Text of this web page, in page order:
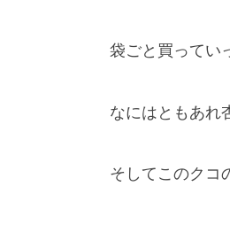
袋ごと買ってい
なにはともあれ
そしてこのクコ